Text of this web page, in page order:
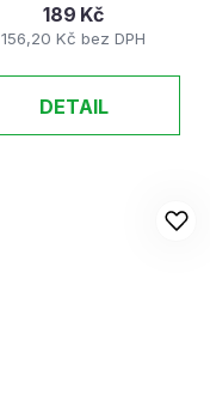
156,20 Kč bez DPH
189 Kč
DETAIL